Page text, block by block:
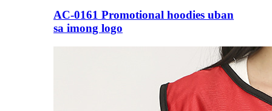
AC-0161 Promotional hoodies uban
sa imong logo